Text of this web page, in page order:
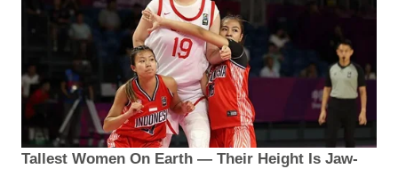
Tallest Women On Earth — Their Height Is Jaw-